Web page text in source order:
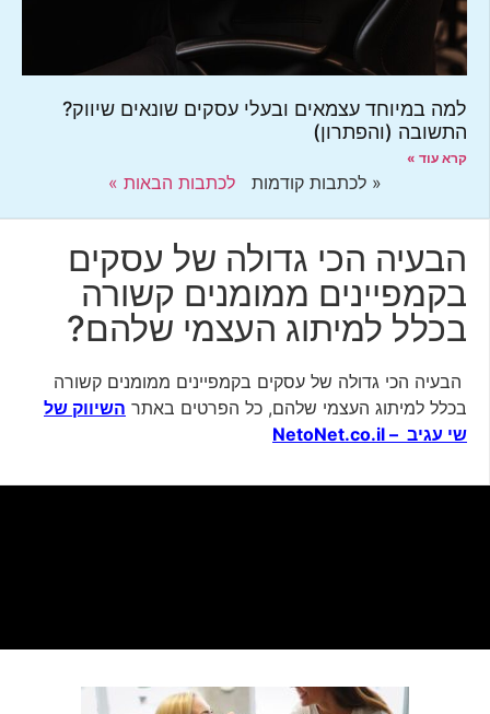
למה במיוחד עצמאים ובעלי עסקים שונאים שיווק?
התשובה (והפתרון)
קרא עוד »
« לכתבות קודמות לכתבות הבאות »
הבעיה הכי גדולה של עסקים
בקמפיינים ממומנים קשורה
בכלל למיתוג העצמי שלהם?
הבעיה הכי גדולה של עסקים בקמפיינים ממומנים קשורה
בכלל למיתוג העצמי שלהם, כל הפרטים באתר השיווק של
שי עגיב – NetoNet.co.il